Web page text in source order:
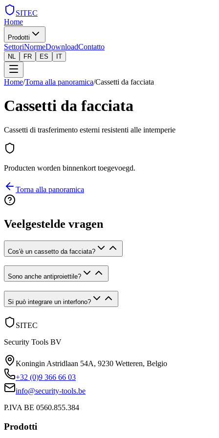
SITEC
Home
Prodotti
SettoriNormeDownloadContatto
NL FR ES IT
Home/Torna alla panoramica/Cassetti da facciata
Cassetti da facciata
Cassetti di trasferimento esterni resistenti alle intemperie
Producten worden binnenkort toegevoegd.
Torna alla panoramica
Veelgestelde vragen
Cos'è un cassetto da facciata?
Sono anche antiproiettile?
Si può integrare un interfono?
SITEC
Security Tools BV
Koningin Astridlaan 54A, 9230 Wetteren, Belgio
+32 (0)9 366 66 03
info@security-tools.be
P.IVA BE 0560.855.384
Prodotti